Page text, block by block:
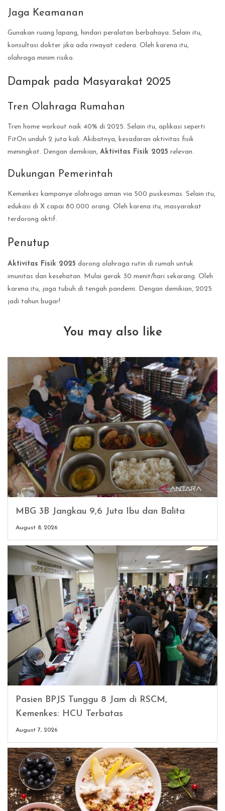
Jaga Keamanan
Gunakan ruang lapang, hindari peralatan berbahaya. Selain itu,
konsultasi dokter jika ada riwayat cedera. Oleh karena itu,
olahraga minim risiko.
Dampak pada Masyarakat 2025
Tren Olahraga Rumahan
Tren home workout naik 40% di 2025. Selain itu, aplikasi seperti
FitOn unduh 2 juta kali. Akibatnya, kesadaran aktivitas fisik
meningkat. Dengan demikian, Aktivitas Fisik 2025 relevan.
Dukungan Pemerintah
Kemenkes kampanye olahraga aman via 500 puskesmas. Selain itu,
edukasi di X capai 80.000 orang. Oleh karena itu, masyarakat
terdorong aktif.
Penutup
Aktivitas Fisik 2025 dorong olahraga rutin di rumah untuk
imunitas dan kesehatan. Mulai gerak 30 menit/hari sekarang. Oleh
karena itu, jaga tubuh di tengah pandemi. Dengan demikian, 2025
jadi tahun bugar!
You may also like
MBG 3B Jangkau 9,6 Juta Ibu dan Balita
August 8, 2026
Pasien BPJS Tunggu 8 Jam di RSCM,
Kemenkes: HCU Terbatas
August 7, 2026